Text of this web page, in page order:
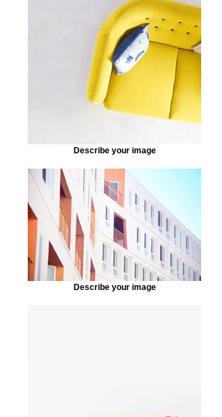
Describe your image
Describe your image